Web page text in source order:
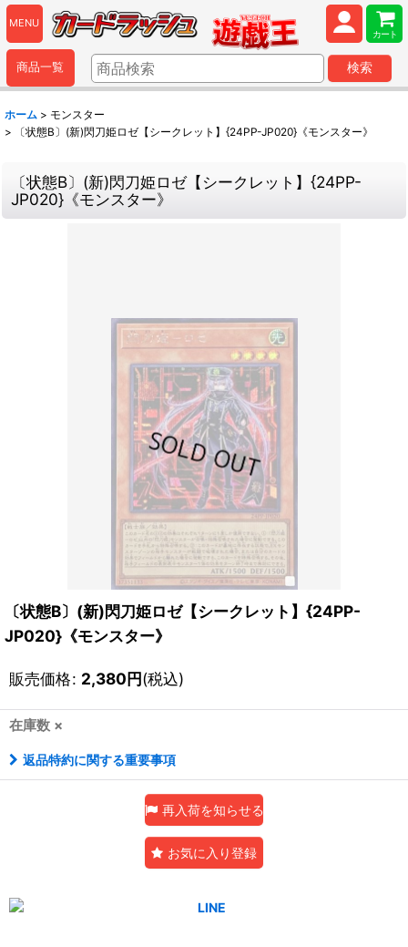
MENU
カート
商品一覧 検索
ホーム > モンスター
>
〔状態B〕(新)閃刀姫ロゼ【シークレット】{24PP-JP020}《モンスター》
〔状態B〕(新)閃刀姫ロゼ【シークレット】{24PP-
JP020}《モンスター》
〔状態B〕(新)閃刀姫ロゼ【シークレット】{24PP-
JP020}《モンスター》
販売価格: 2,380円(税込)
在庫数 ×
返品特約に関する重要事項
再入荷を知らせる
お気に入り登録